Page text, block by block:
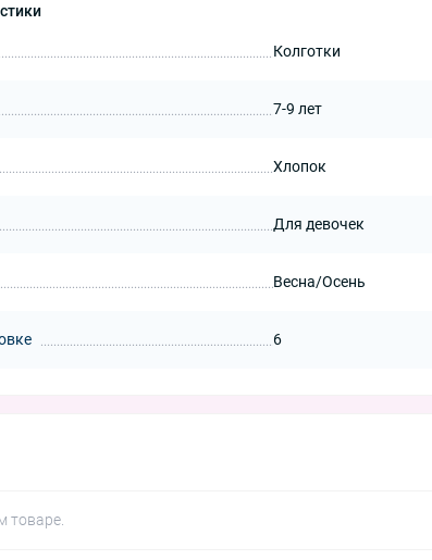
Колготки
7-9 лет
Хлопок
Для девочек
Весна/Осень
6
товаре.